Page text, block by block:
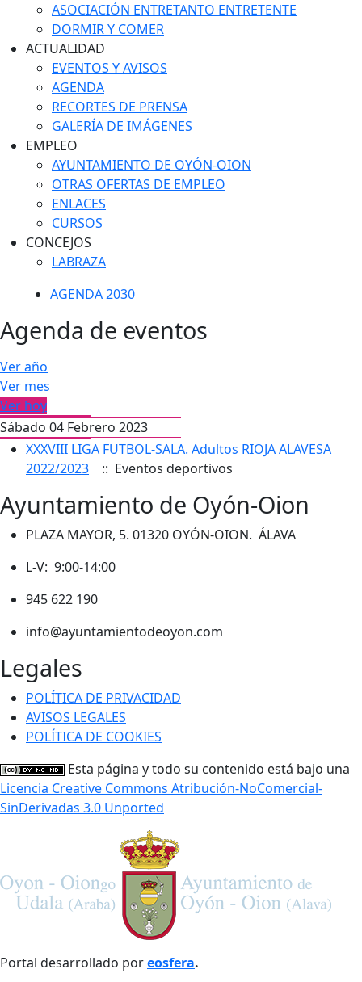
ASOCIACIÓN ENTRETANTO ENTRETENTE
DORMIR Y COMER
ACTUALIDAD
EVENTOS Y AVISOS
AGENDA
RECORTES DE PRENSA
GALERÍA DE IMÁGENES
EMPLEO
AYUNTAMIENTO DE OYÓN-OION
OTRAS OFERTAS DE EMPLEO
ENLACES
CURSOS
CONCEJOS
LABRAZA
AGENDA 2030
Agenda de eventos
Ver año
Ver mes
Ver hoy
Sábado 04 Febrero 2023
XXXVIII LIGA FUTBOL-SALA. Adultos RIOJA ALAVESA
2022/2023
:: Eventos deportivos
Ayuntamiento de Oyón-Oion
PLAZA MAYOR, 5. 01320 OYÓN-OION. ÁLAVA
L-V: 9:00-14:00
945 622 190
info@ayuntamientodeoyon.com
Legales
POLÍTICA DE PRIVACIDAD
AVISOS LEGALES
POLÍTICA DE COOKIES
Esta página y todo su contenido está bajo una
Licencia Creative Commons Atribución-NoComercial-
SinDerivadas 3.0 Unported
Portal desarrollado poreosfera.